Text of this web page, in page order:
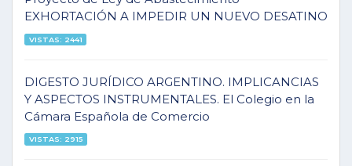
EXHORTACIÓN A IMPEDIR UN NUEVO DESATINO
VISTAS: 2441
DIGESTO JURÍDICO ARGENTINO. IMPLICANCIAS
Y ASPECTOS INSTRUMENTALES. El Colegio en la
Cámara Española de Comercio
VISTAS: 2915